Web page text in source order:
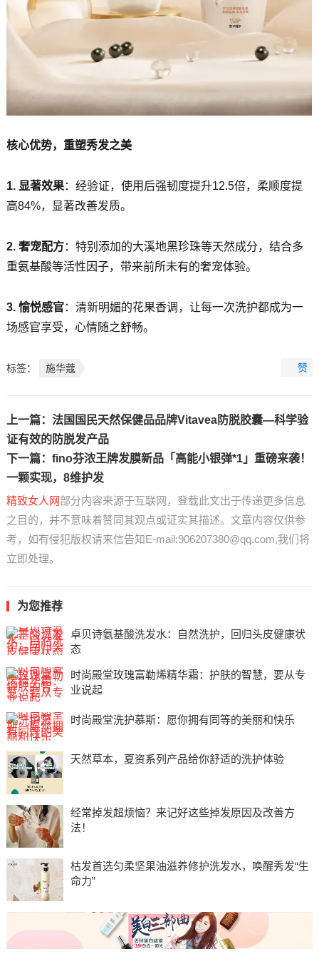
核心优势，重塑秀发之美
1. 显著效果：经验证，使用后强韧度提升12.5倍，柔顺度提
高84%，显著改善发质。
2. 奢宠配方：特别添加的大溪地黑珍珠等天然成分，结合多
重氨基酸等活性因子，带来前所未有的奢宠体验。
3. 愉悦感官：清新明媚的花果香调，让每一次洗护都成为一
场感官享受，心情随之舒畅。
标签： 施华蔻 赞
上一篇： 法国国民天然保健品品牌Vitavea防脱胶囊—科学验
证有效的防脱发产品
下一篇： fino芬浓王牌发膜新品「高能小银弹*1」重磅来袭！
一颗实现，8维护发
精致女人网部分内容来源于互联网，登载此文出于传递更多信息
之目的，并不意味着赞同其观点或证实其描述。文章内容仅供参
考，如有侵犯版权请来信告知E-mail:906207380@qq.com,我们将
立即处理。
为您推荐
卓贝诗氨基酸洗发水：自然洗护，回归头皮健康状
态
时尚殿堂玫瑰富勒烯精华霜：护肤的智慧，要从专
业说起
时尚殿堂洗护慕斯：愿你拥有同等的美丽和快乐
天然草本，夏资系列产品给你舒适的洗护体验
经常掉发超烦恼？来记好这些掉发原因及改善方
法！
枯发首选匀柔坚果油滋养修护洗发水，唤醒秀发“生
命力”